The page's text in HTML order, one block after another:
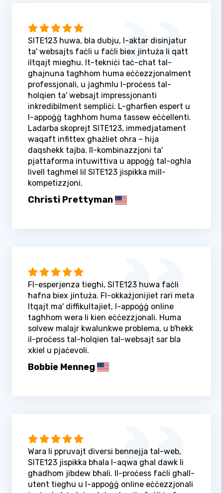
SITE123 huwa, bla dubju, l-aktar disinjatur
ta' websajts faċli u faċli biex jintuża li qatt
iltqajt miegħu. It-tekniċi taċ-chat tal-
għajnuna tagħhom huma eċċezzjonalment
professjonali, u jagħmlu l-proċess tal-
ħolqien ta' websajt impressjonanti
inkredibilment sempliċi. L-għarfien espert u
l-appoġġ tagħhom huma tassew eċċellenti.
Ladarba skoprejt SITE123, immedjatament
waqaft infittex għażliet oħra – hija
daqshekk tajba. Il-kombinazzjoni ta'
pjattaforma intuwittiva u appoġġ tal-ogħla
livell tagħmel lil SITE123 jispikka mill-
kompetizzjoni.
Christi Prettyman
Fl-esperjenza tiegħi, SITE123 huwa faċli
ħafna biex jintuża. Fl-okkażjonijiet rari meta
ltqajt ma' diffikultajiet, l-appoġġ online
tagħhom wera li kien eċċezzjonali. Huma
solvew malajr kwalunkwe problema, u b'hekk
il-proċess tal-ħolqien tal-websajt sar bla
xkiel u pjaċevoli.
Bobbie Menneg
Wara li ppruvajt diversi bennejja tal-web,
SITE123 jispikka bħala l-aqwa għal dawk li
għadhom jibdew bħali. Il-proċess faċli għall-
utent tiegħu u l-appoġġ online eċċezzjonali